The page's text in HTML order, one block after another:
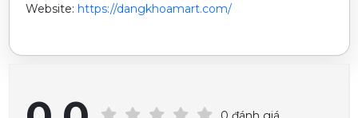
Website: https://dangkhoamart.com/